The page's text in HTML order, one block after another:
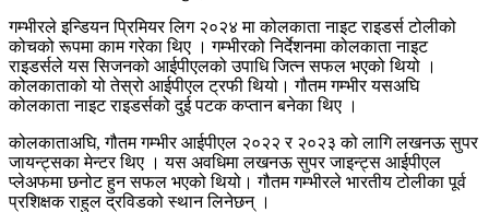
गम्भीरले इन्डियन प्रिमियर लिग २०२४ मा कोलकाता नाइट राइडर्स टोलीको
कोचको रूपमा काम गरेका थिए । गम्भीरको निर्देशनमा कोलकाता नाइट
राइडर्सले यस सिजनको आईपीएलको उपाधि जित्न सफल भएको थियो ।
कोलकाताको यो तेस्रो आईपीएल ट्रफी थियो। गौतम गम्भीर यसअघि
कोलकाता नाइट राइडर्सको दुई पटक कप्तान बनेका थिए ।
कोलकाताअघि, गौतम गम्भीर आईपीएल २०२२ र २०२३ को लागि लखनऊ सुपर
जायन्ट्सका मेन्टर थिए । यस अवधिमा लखनऊ सुपर जाइन्ट्स आईपीएल
प्लेअफमा छनोट हुन सफल भएको थियो। गौतम गम्भीरले भारतीय टोलीका पूर्व
प्रशिक्षक राहुल द्रविडको स्थान लिनेछन् ।